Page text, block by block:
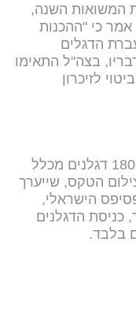
המשואות השנה,
כי "ההכנות
הדגלים
בצה"ל התאימו
לזיכרון
בתום חודשיים של תכנון וחזרות, כ-180 דגלנים מכלל
הטקס, שייערך
הישראלי,
הדגלנים
בלבד.